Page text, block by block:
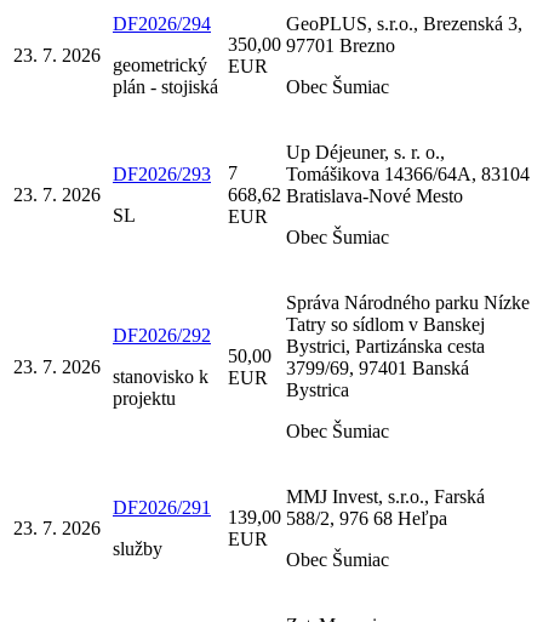
23. 7. 2026
DF2026/294
geometrický
plán - stojiská
350,00
EUR
GeoPLUS, s.r.o., Brezenská 3,
97701 Brezno
Obec Šumiac
23. 7. 2026
DF2026/293
SL
7
668,62
EUR
Up Déjeuner, s. r. o.,
Tomášikova 14366/64A, 83104
Bratislava-Nové Mesto
Obec Šumiac
23. 7. 2026
DF2026/292
stanovisko k
projektu
50,00
EUR
Správa Národného parku Nízke
Tatry so sídlom v Banskej
Bystrici, Partizánska cesta
3799/69, 97401 Banská
Bystrica
Obec Šumiac
23. 7. 2026
DF2026/291
služby
139,00
EUR
MMJ Invest, s.r.o., Farská
588/2, 976 68 Heľpa
Obec Šumiac